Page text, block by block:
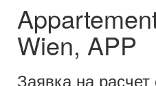
Wien, APP
Заявка на расчет